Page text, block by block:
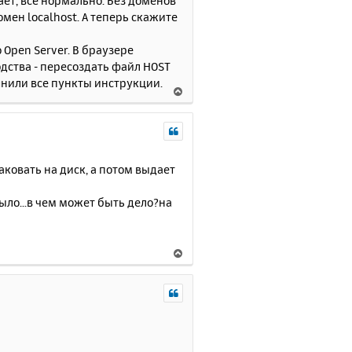
а
localhost. А теперь скажите
Server. В браузере
- пересоздать файл HOST
все пункты инструкции.
е
ч
на диск, а потом выдает
чем может быть дело?на
е